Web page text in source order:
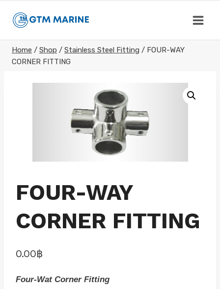
Home / Shop / Stainless Steel Fitting / FOUR-WAY
CORNER FITTING
FOUR-WAY
CORNER FITTING
0.00฿
Four-Wat Corner Fitting